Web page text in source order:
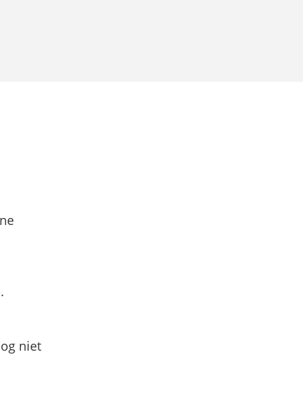
niet